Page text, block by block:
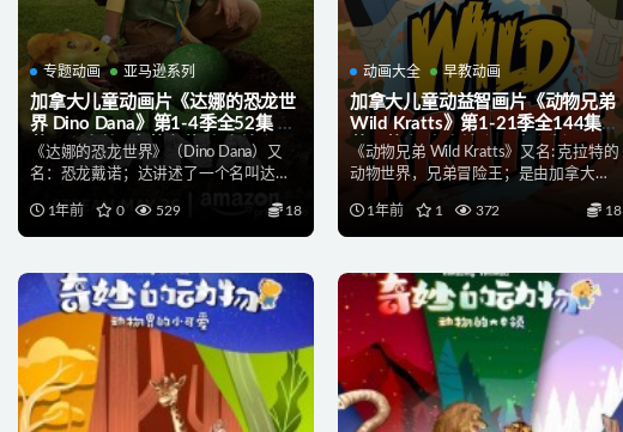
专题动画 亚马逊系列
加拿大儿童动画片《达娜的恐龙世
界 Dino Dana》第1-4季全52集 德
英双语音轨+中英字幕 官方纯净无
水印版 1080P/MKV/108G 动画片
《达娜的恐龙世界》（Dino Dana）又
名：恐龙戴诺；达讲述了一个名叫达娜·
1年前
0 529 18
动画大全 早教动画
加拿大儿童动益智画片《动物兄弟
Wild Kratts》第1-21季全144集
英语英字 官方纯净无水印版
1080P/MKV/119G 动画片动物兄
《动物兄弟 Wild Kratts》又名: 克拉特的
动物世界，兄弟冒险王；是由加拿大团
1年前
1 372 18